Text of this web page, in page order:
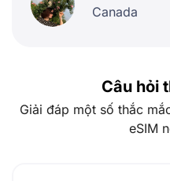
Canada
Câu hỏi
Giải đáp một số thắc
eSIM